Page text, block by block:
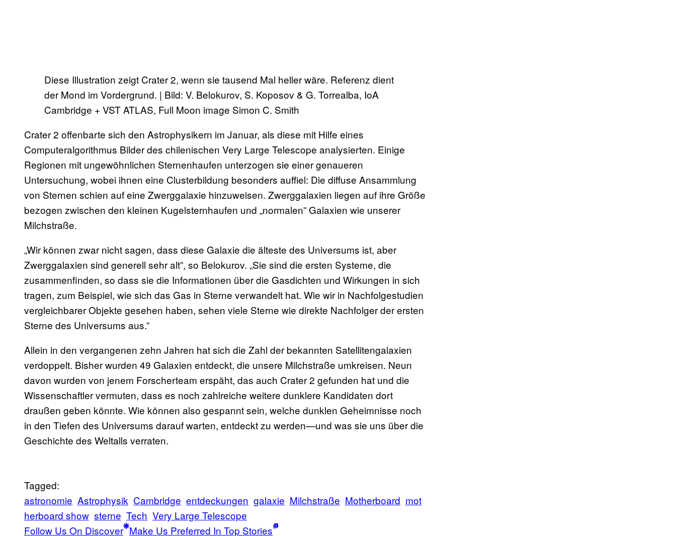
Diese Illustration zeigt Crater 2, wenn sie tausend Mal heller wäre. Referenz dient
der Mond im Vordergrund. | Bild: V. Belokurov, S. Koposov & G. Torrealba, IoA
Cambridge + VST ATLAS, Full Moon image Simon C. Smith
Crater 2 offenbarte sich den Astrophysikern im Januar, als diese mit Hilfe eines
Computeralgorithmus Bilder des chilenischen Very Large Telescope analysierten. Einige
Regionen mit ungewöhnlichen Sternenhaufen unterzogen sie einer genaueren
Untersuchung, wobei ihnen eine Clusterbildung besonders auffiel: Die diffuse Ansammlung
von Sternen schien auf eine Zwerggalaxie hinzuweisen. Zwerggalaxien liegen auf ihre Größe
bezogen zwischen den kleinen Kugelsternhaufen und „normalen” Galaxien wie unserer
Milchstraße.
„Wir können zwar nicht sagen, dass diese Galaxie die älteste des Universums ist, aber
Zwerggalaxien sind generell sehr alt”, so Belokurov. „Sie sind die ersten Systeme, die
zusammenfinden, so dass sie die Informationen über die Gasdichten und Wirkungen in sich
tragen, zum Beispiel, wie sich das Gas in Sterne verwandelt hat. Wie wir in Nachfolgestudien
vergleichbarer Objekte gesehen haben, sehen viele Sterne wie direkte Nachfolger der ersten
Sterne des Universums aus.”
Allein in den vergangenen zehn Jahren hat sich die Zahl der bekannten Satellitengalaxien
verdoppelt. Bisher wurden 49 Galaxien entdeckt, die unsere Milchstraße umkreisen. Neun
davon wurden von jenem Forscherteam erspäht, das auch Crater 2 gefunden hat und die
Wissenschaftler vermuten, dass es noch zahlreiche weitere dunklere Kandidaten dort
draußen geben könnte. Wie können also gespannt sein, welche dunklen Geheimnisse noch
in den Tiefen des Universums darauf warten, entdeckt zu werden—und was sie uns über die
Geschichte des Weltalls verraten.
Tagged:
astronomie Astrophysik Cambridge entdeckungen galaxie Milchstraße Motherboard mot
herboard show sterne Tech Very Large Telescope
Follow Us On Discover Make Us Preferred In Top Stories